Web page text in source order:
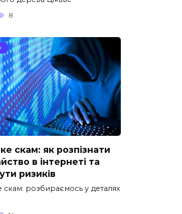
8
скам: як розпізнати
в інтернеті та
ризиків
скам: розбираємось у деталях